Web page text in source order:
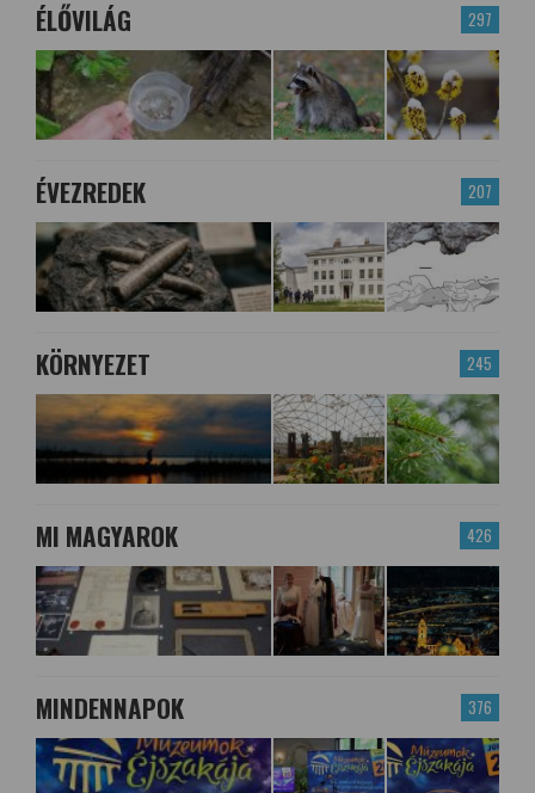
297
ÉLŐVILÁG
207
ÉVEZREDEK
245
KÖRNYEZET
426
MI MAGYAROK
376
MINDENNAPOK